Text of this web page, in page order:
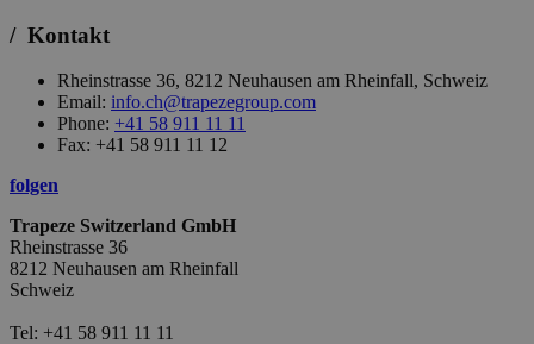
/ Kontakt
Rheinstrasse 36, 8212 Neuhausen am Rheinfall, Schweiz
Email: info.ch@trapezegroup.com
Phone: +41 58 911 11 11
Fax: +41 58 911 11 12
folgen
Trapeze Switzerland GmbH
Rheinstrasse 36
8212 Neuhausen am Rheinfall
Schweiz
Tel: +41 58 911 11 11